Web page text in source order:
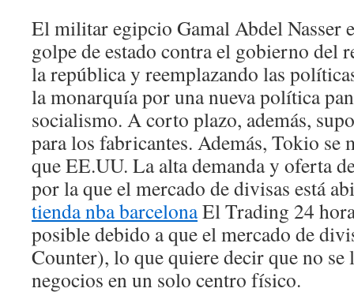
El militar egipcio Gamal Abdel Nasser
golpe de estado contra el gobierno del
la república y reemplazando las
la monarquía por una nueva política
socialismo. A corto plazo, además,
para los fabricantes. Además, Tokio se
que EE.UU. La alta demanda y oferta
por la que el mercado de divisas está
tienda nba barcelonaEl Trading 24
posible debido a que el mercado de
Counter), lo que quiere decir que no se
negocios en un solo centro físico.